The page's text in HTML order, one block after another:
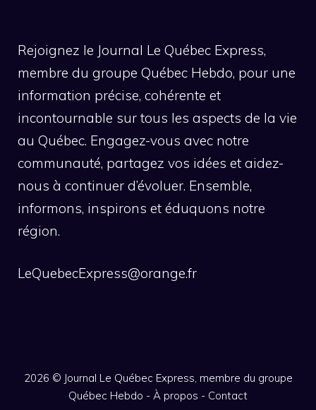
Rejoignez le Journal Le Québec Express,
membre du groupe Québec Hebdo, pour une
information précise, cohérente et
incontournable sur tous les aspects de la vie
au Québec. Engagez-vous avec notre
communauté, partagez vos idées et aidez-
nous à continuer d’évoluer. Ensemble,
informons, inspirons et éduquons notre
région.
LeQuebecExpress@orange.fr
2026 © Journal Le Québec Express, membre du groupe
Québec Hebdo - À propos - Contact